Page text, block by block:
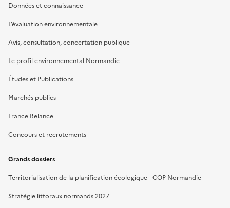
Données et connaissance
L’évaluation environnementale
Avis, consultation, concertation publique
Le profil environnemental Normandie
Études et Publications
Marchés publics
France Relance
Concours et recrutements
Grands dossiers
Territorialisation de la planification écologique - COP Normandie
Stratégie littoraux normands 2027